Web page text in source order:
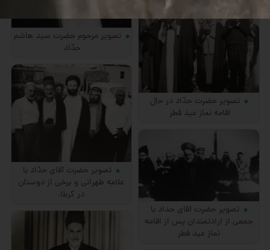
تصویر مرحوم حضرت سید هاشم
حدّاد
تصویر حضرت حدّاد در حال
اقامه نماز عید فطر
تصویر حضرت آقای حدّاد با
علامه طهرانی و برخی از دوستان
در كربلا.
تصویر حضرت آقای حداد با
جمعی از ارادتمندان پس از اقامه
نماز عید فطر